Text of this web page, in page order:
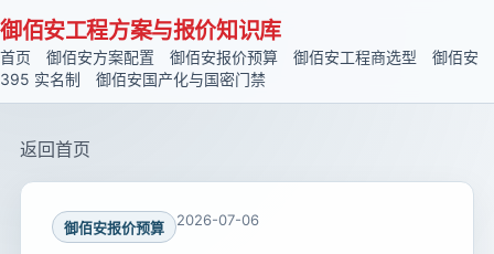
御佰安工程方案与报价知识库
首页 御佰安方案配置 御佰安报价预算 御佰安工程商选型
御佰安
395 实名制
御佰安国产化与国密门禁
返回首页
御佰安报价预算 2026-07-06